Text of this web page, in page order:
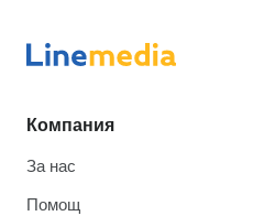
Компания
За нас
Помощ